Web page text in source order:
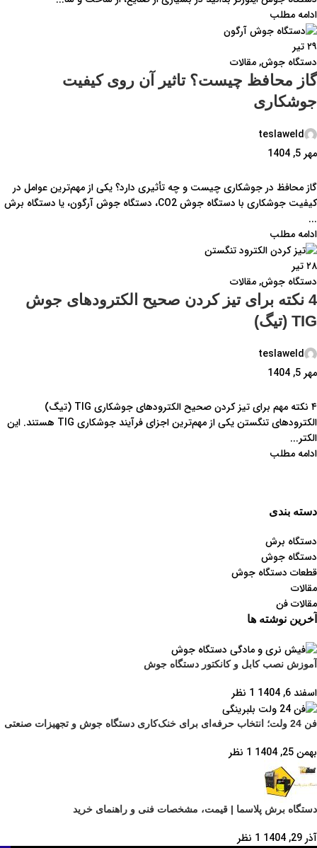
ادامه مطلب
۲۹تیر
دستگاه جوش,مقالات
گاز محافظ چیست؟ تاثیر آن روی کیفیت
جوشکاری
teslaweld
مهر 5, 1404
گاز محافظ در جوشکاری چیست و چه تأثیری دارد؟ یکی از مهم‌ترین عوامل در
کیفیت جوشکاری با دستگاه جوش CO2، دستگاه جوش آرگون، یا دستگاه برش
...
ادامه مطلب
۲۸تیر
دستگاه جوش,مقالات
4 نکته برای تیز کردن صحیح الکترودهای جوش
TIG (تیگ)
teslaweld
مهر 5, 1404
۴ نکته مهم برای تیز کردن صحیح الکترودهای جوشکاری TIG (تیگ)
الکترودهای تنگستن یکی از مهم‌ترین اجزای فرآیند جوشکاری TIG هستند. این
الکتر...
ادامه مطلب
دسته بندی
دستگاه برش
دستگاه جوش
قطعات دستگاه جوش
مقالات
مقالات فن
آخرین نوشته ها
آموزش نصب کابل و کانکتور دستگاه جوش
اسفند 6, 1404 1 نظر
فن 24 ولت؛ انتخاب حرفه‌ای برای خنک‌کاری دستگاه جوش و تجهیزات صنعتی
بهمن 25, 1404 1 نظر
دستگاه برش پلاسما | قیمت، مشخصات فنی و راهنمای خرید
آذر 29, 1404 1 نظر